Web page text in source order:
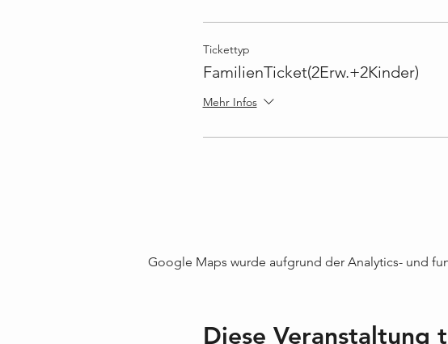
Tickettyp
FamilienTicket(2Erw.+2Kinder)
Mehr Infos
Google Maps wurde aufgrund der Analytics- und
Diese Veranstaltung